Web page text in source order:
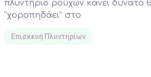
πλυντήριο ρούχων κάνει δυνατό
“χοροπηδάει” στο
Επισκευή Πλυντηρίων